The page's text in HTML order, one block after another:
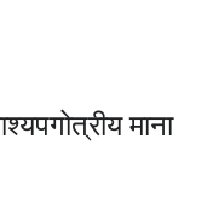
माना